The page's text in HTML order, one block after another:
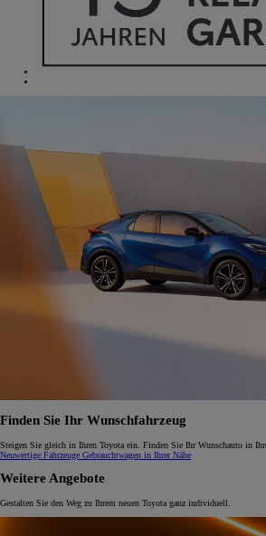
Finden Sie Ihr Wunschfahrzeug
Steigen Sie gleich in Ihren Toyota ein. Finden Sie Ihr Wunschauto in
Neuwertige Fahrzeuge Gebrauchtwagen in Ihrer Nähe
Weitere Angebote
Gestalten Sie den Weg zu Ihrem neuen Toyota ganz individuell.